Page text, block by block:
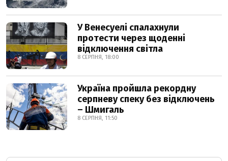
У Венесуелі спалахнули
протести через щоденні
відключення світла
8 СЕРПНЯ, 18:00
Україна пройшла рекордну
серпневу спеку без відключень
– Шмигаль
8 СЕРПНЯ, 11:50